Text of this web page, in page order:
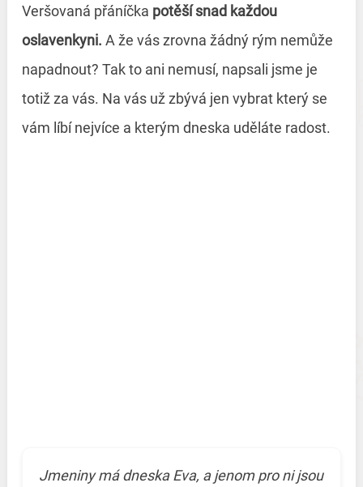
Veršovaná přáníčka potěší snad každou
oslavenkyni. A že vás zrovna žádný rým nemůže
napadnout? Tak to ani nemusí, napsali jsme je
totiž za vás. Na vás už zbývá jen vybrat který se
vám líbí nejvíce a kterým dneska uděláte radost.
Jmeniny má dneska Eva, a jenom pro ni jsou